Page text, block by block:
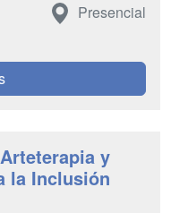
Presencial
y
la Inclusión